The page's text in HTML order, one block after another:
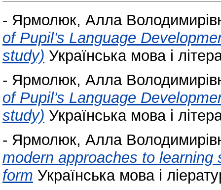
- Ярмолюк, Алла
of Pupil’s Language
study) Українська мова і
- Ярмолюк, Алла
of Pupil’s Language
study) Українська мова і
- Ярмолюк, Алла
modern approaches to
form Українська мова і